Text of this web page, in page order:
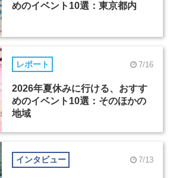
めのイベント10選：東京都内
レポート 7/16
2026年夏休みに行ける、おすす
めのイベント10選：そのほかの
地域
インタビュー 7/13